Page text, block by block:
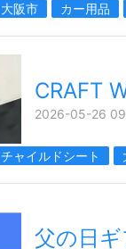
大阪市 カー用品
CRAFT
2026-05-26
チャイルドシート
父の日